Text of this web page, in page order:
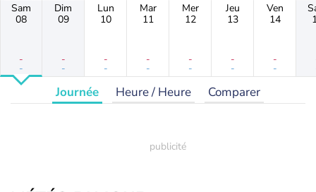
Sam
08
-
-
Dim
09
-
-
Lun
10
-
-
Mar
11
-
-
Mer
12
-
-
Jeu
13
-
-
Ven
14
-
-
Journée Heure / Heure Comparer